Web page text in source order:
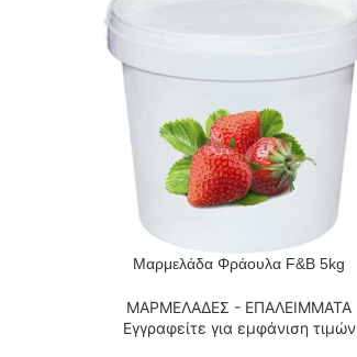
ΔΙΑΒΆΣΤΕ ΠΕΡΙΣΣΌΤΕΡΑ
Μαρμελάδα Φράουλα F&B 5kg
ΜΑΡΜΕΛΑΔΕΣ - ΕΠΑΛΕΙΜΜΑΤΑ
Εγγραφείτε για εμφάνιση τιμών